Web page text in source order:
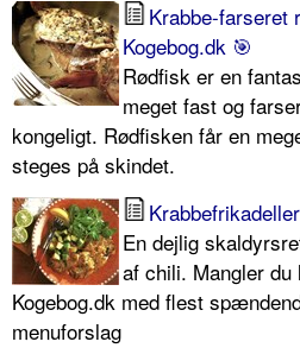
Krabbe-farseret
Kogebog.dk 🎯
Rødfisk er en
meget fast og
kongeligt. Rødfisken får en
steges på skindet.
En dejlig
af chili. Mangler
Kogebog.dk med flest
menuforslag